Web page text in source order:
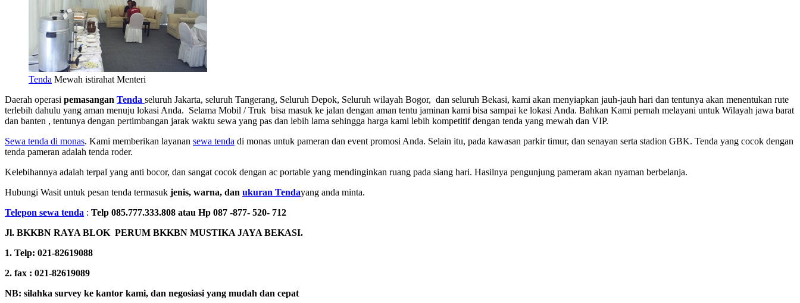
Tenda Mewah istirahat Menteri
Daerah operasi pemasangan Tenda seluruh Jakarta, seluruh Tangerang, Seluruh Depok, Seluruh wilayah Bogor, dan seluruh Bekasi, kami akan menyiapkan jauh-jauh hari dan tentunya akan menentukan rute
terlebih dahulu yang aman menuju lokasi Anda. Selama Mobil / Truk bisa masuk ke jalan dengan aman tentu jaminan kami bisa sampai ke lokasi Anda. Bahkan Kami pernah melayani untuk Wilayah jawa barat
dan banten , tentunya dengan pertimbangan jarak waktu sewa yang pas dan lebih lama sehingga harga kami lebih kompetitif dengan tenda yang mewah dan VIP.
Sewa tenda di monas. Kami memberikan layanan sewa tenda di monas untuk pameran dan event promosi Anda. Selain itu, pada kawasan parkir timur, dan senayan serta stadion GBK. Tenda yang cocok dengan
tenda pameran adalah tenda roder.
Kelebihannya adalah terpal yang anti bocor, dan sangat cocok dengan ac portable yang mendinginkan ruang pada siang hari. Hasilnya pengunjung pameram akan nyaman berbelanja.
Hubungi Wasit untuk pesan tenda termasuk jenis, warna, dan ukuran Tendayang anda minta.
Telepon sewa tenda : Telp 085.777.333.808 atau Hp 087 -877- 520- 712
Jl. BKKBN RAYA BLOK PERUM BKKBN MUSTIKA JAYA BEKASI.
1. Telp: 021-82619088
2. fax : 021-82619089
NB: silahka survey ke kantor kami, dan negosiasi yang mudah dan cepat